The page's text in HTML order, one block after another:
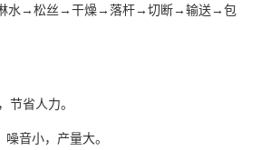
水→松丝→干燥→落杆→切断→输送→包
节省人力。
音小，产量大。